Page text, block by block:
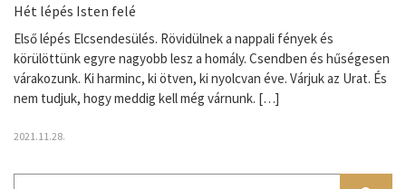
Hét lépés Isten felé
Első lépés Elcsendesülés. Rövidülnek a nappali fények és
körülöttünk egyre nagyobb lesz a homály. Csendben és hűségesen
várakozunk. Ki harminc, ki ötven, ki nyolcvan éve. Várjuk az Urat. És
nem tudjuk, hogy meddig kell még várnunk. […]
2021.11.28.